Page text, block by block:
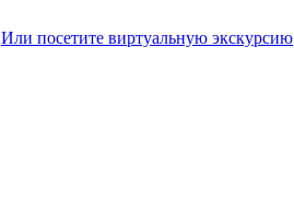
Или посетите виртуальную экскурсию